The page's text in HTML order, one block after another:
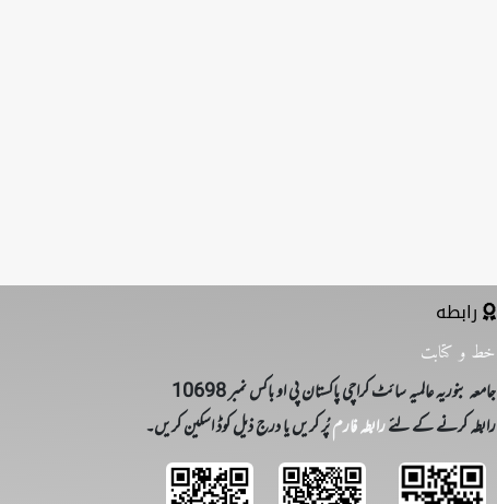
رابطه
خط و کتابت
جامعہ بنوریہ عالمیہ سائٹ کراچی پاکستان پی او باکس نمبر 10698
رابطہ کرنے کے لئےرابطہ فارمپُر کریں یا درج ذیل کوڈ اسکین کریں۔